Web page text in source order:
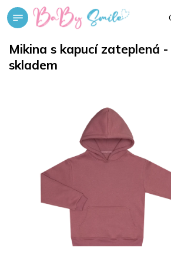
Přejít
na
Mikina s kapucí zateplená
skladem